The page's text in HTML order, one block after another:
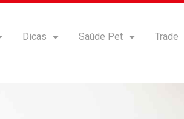
Dicas Saúde Pet Trade